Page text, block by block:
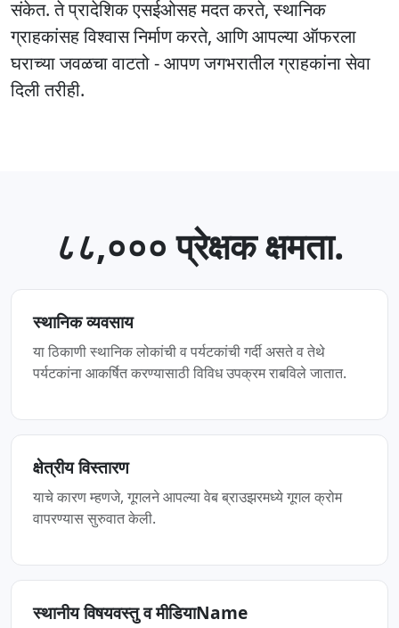
संकेत. ते प्रादेशिक एसईओसह मदत करते, स्थानिक
ग्राहकांसह विश्वास निर्माण करते, आणि आपल्या ऑफरला
घराच्या जवळचा वाटतो - आपण जगभरातील ग्राहकांना सेवा
दिली तरीही.
८८,००० प्रेक्षक क्षमता.
स्थानिक व्यवसाय
या ठिकाणी स्थानिक लोकांची व पर्यटकांची गर्दी असते व तेथे
पर्यटकांना आकर्षित करण्यासाठी विविध उपक्रम राबविले जातात.
क्षेत्रीय विस्तारण
याचे कारण म्हणजे, गूगलने आपल्या वेब ब्राउझरमध्ये गूगल क्रोम
वापरण्यास सुरुवात केली.
स्थानीय विषयवस्तु व मीडियाName